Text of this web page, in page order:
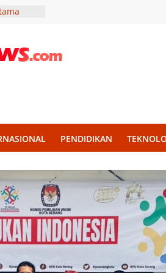
Nama
PENDIDIKAN